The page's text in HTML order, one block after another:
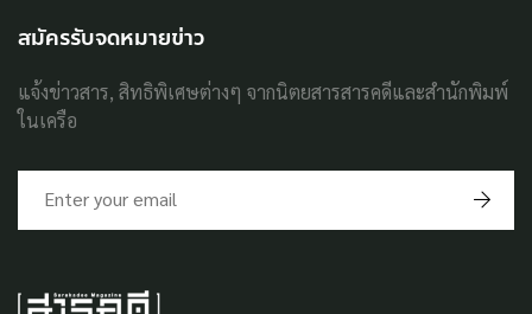
สมัครรับจดหมายข่าว
แจ้งข่าวสาร, สิทธิพิเศษต่างๆ จากนิตยสารสารคดีและสำนักพิมพ์
ในเครือ